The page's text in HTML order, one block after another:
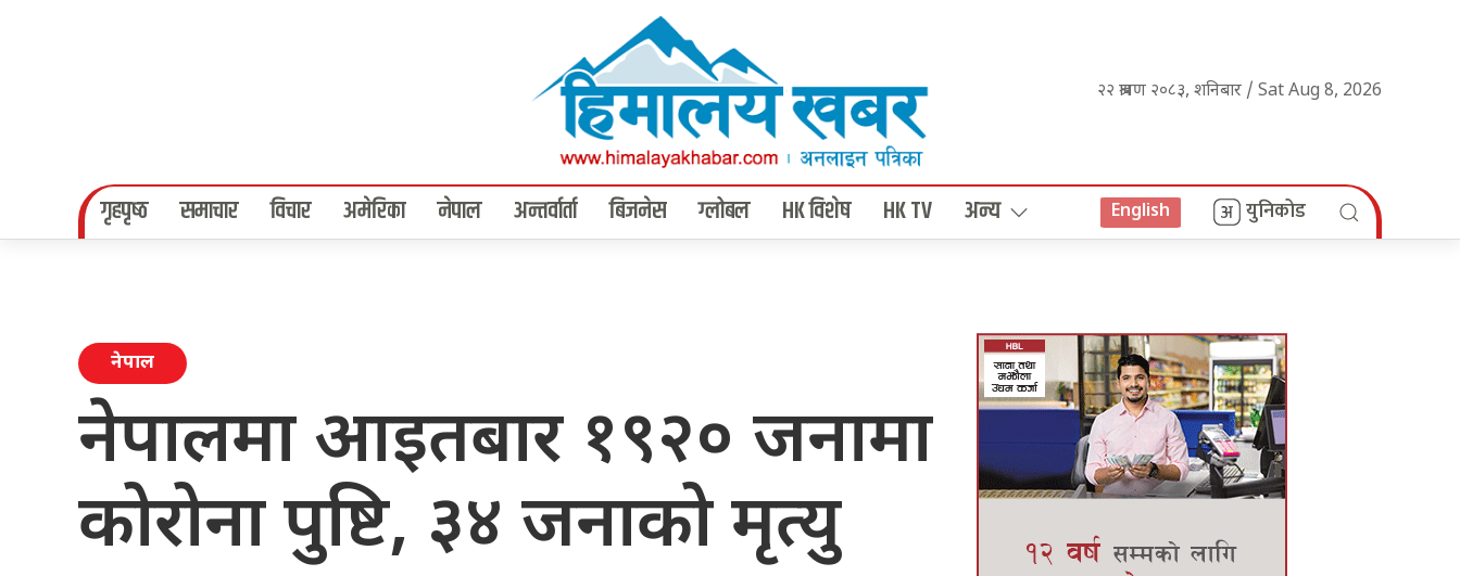
२२ श्रावण २०८३, शनिबार / Sat Aug 8, 2026
गृहपृष्‍ठ समाचार विचार अमेरिका नेपाल अन्तर्वार्ता बिजनेस ग्लोबल HK विशेष HK TV अन्य English युनिकोड
नेपाल
नेपालमा आइतबार १९२० जनामा
कोरोना पुष्टि, ३४ जनाको मृत्यु